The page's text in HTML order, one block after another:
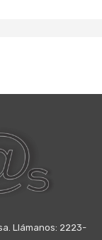
Llámanos: 2223-